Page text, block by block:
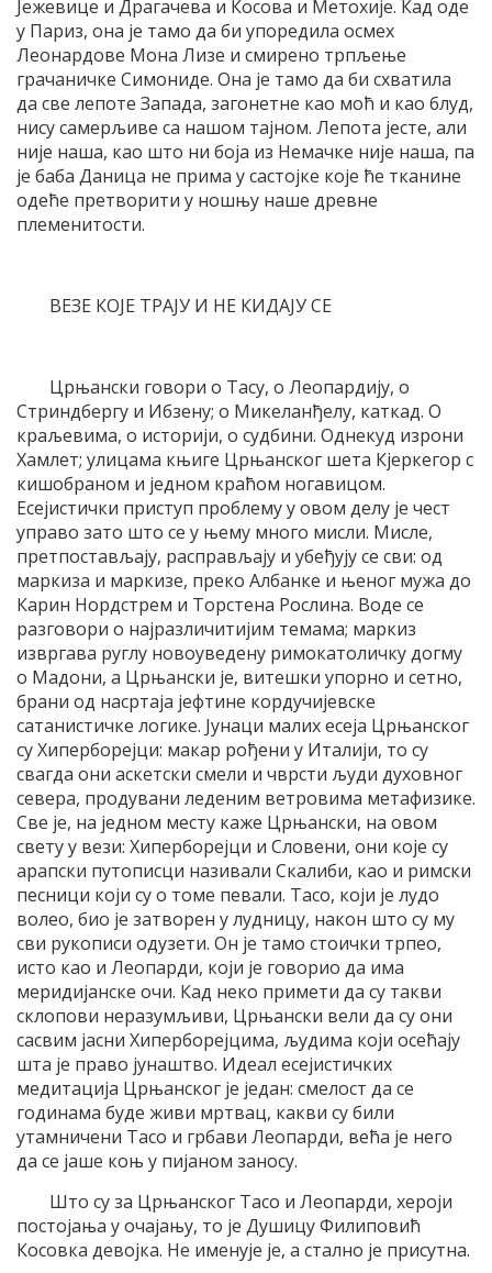
Јежевице и Драгачева и Косова и Метохије. Кад оде
у Париз, она је тамо да би упоредила осмех
Леонардове Мона Лизе и смирено трпљење
грачаничке Симониде. Она је тамо да би схватила
да све лепоте Запада, загонетне као моћ и као блуд,
нису самерљиве са нашом тајном. Лепота јесте, али
није наша, као што ни боја из Немачке није наша, па
је баба Даница не прима у састојке које ће тканине
одеће претворити у ношњу наше древне
племенитости.
ВЕЗЕ КОЈЕ ТРАЈУ И НЕ КИДАЈУ СЕ
Црњански говори о Тасу, о Леопардију, о
Стриндбергу и Ибзену; о Микеланђелу, каткад. О
краљевима, о историји, о судбини. Однекуд изрони
Хамлет; улицама књиге Црњанског шета Кјеркегор с
кишобраном и једном краћом ногавицом.
Есејистички приступ проблему у овом делу је чест
управо зато што се у њему много мисли. Мисле,
претпостављају, расправљају и убеђују се сви: од
маркиза и маркизе, преко Албанке и њеног мужа до
Карин Нордстрем и Торстена Рослина. Воде се
разговори о најразличитијим темама; маркиз
извргава руглу новоуведену римокатоличку догму
о Мадони, а Црњански је, витешки упорно и сетно,
брани од насртаја јефтине кордучијевске
сатанистичке логике. Јунаци малих есеја Црњанског
су Хиперборејци: макар рођени у Италији, то су
свагда они аскетски смели и чврсти људи духовног
севера, продувани леденим ветровима метафизике.
Све је, на једном месту каже Црњански, на овом
свету у вези: Хиперборејци и Словени, они које су
арапски путописци називали Скалиби, као и римски
песници који су о томе певали. Тасо, који је лудо
волео, био је затворен у лудницу, након што су му
сви рукописи одузети. Он је тамо стоички трпео,
исто као и Леопарди, који је говорио да има
меридијанске очи. Кад неко примети да су такви
склопови неразумљиви, Црњански вели да су они
сасвим јасни Хиперборејцима, људима који осећају
шта је право јунаштво. Идеал есејистичких
медитација Црњанског је један: смелост да се
годинама буде живи мртвац, какви су били
утамничени Тасо и грбави Леопарди, већа је него
да се јаше коњ у пијаном заносу.
Што су за Црњанског Тасо и Леопарди, хероји
постојања у очајању, то је Душицу Филиповић
Косовка девојка. Не именује је, а стално је присутна.